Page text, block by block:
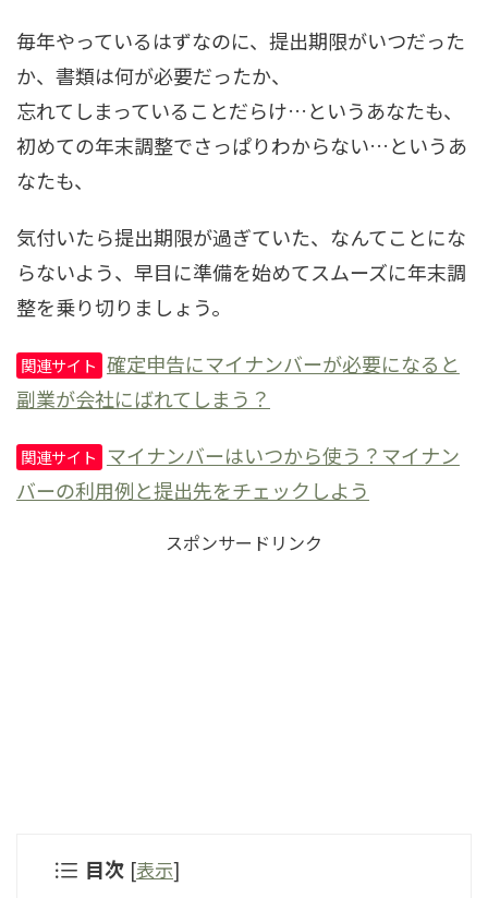
毎年やっているはずなのに、提出期限がいつだった
か、書類は何が必要だったか、
忘れてしまっていることだらけ…というあなたも、
初めての年末調整でさっぱりわからない…というあ
なたも、
気付いたら提出期限が過ぎていた、なんてことにな
らないよう、早目に準備を始めてスムーズに年末調
整を乗り切りましょう。
関連サイト 確定申告にマイナンバーが必要になると
副業が会社にばれてしまう？
関連サイト
マイナンバーはいつから使う？マイナン
バーの利用例と提出先をチェックしよう
スポンサードリンク
目次 [表示]